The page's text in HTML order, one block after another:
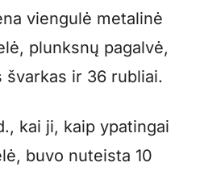
viengulė metalinė
plunksnų pagalvė,
švarkas ir 36 rubliai.
kai ji, kaip ypatingai
buvo nuteista 10